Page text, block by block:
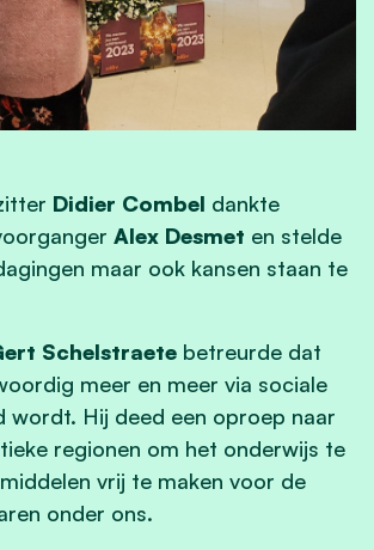
Didier Combel dankte
Alex Desmet en stelde
maar ook kansen staan te
Schelstraete betreurde dat
meer en meer via sociale
wordt. Hij deed een oproep naar
regionen om het onderwijs te
vrij te maken voor de
onder ons.